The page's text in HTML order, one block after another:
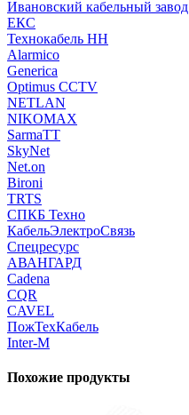
Ивановский кабельный завод
ЕКС
Технокабель НН
Alarmico
Generica
Optimus CCTV
NETLAN
NIKOMAX
SarmaTT
SkyNet
Net.on
Bironi
TRTS
СПКБ Техно
КабельЭлектроСвязь
Спецресурс
АВАНГАРД
Cadena
CQR
CAVEL
ПожТехКабель
Inter-M
Похожие продукты